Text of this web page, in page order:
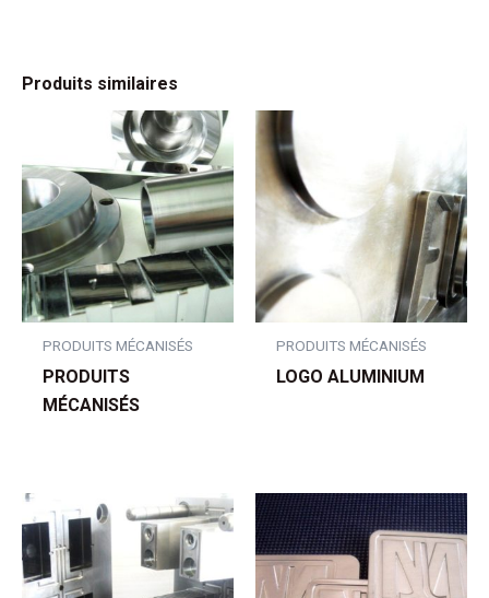
Produits similaires
PRODUITS MÉCANISÉS
PRODUITS
MÉCANISÉS
PRODUITS MÉCANISÉS
LOGO ALUMINIUM